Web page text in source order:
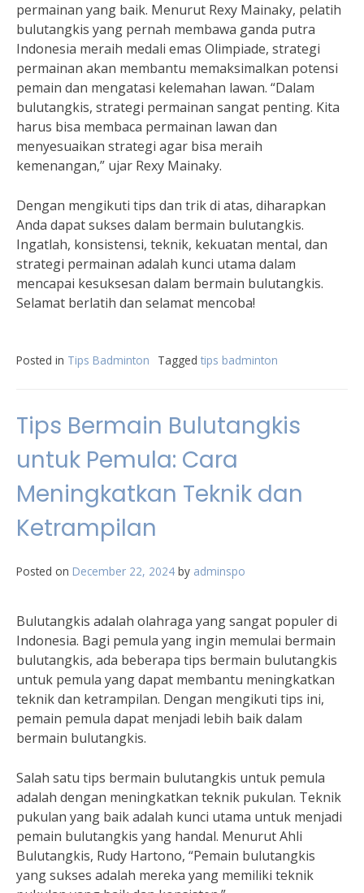
permainan yang baik. Menurut Rexy Mainaky, pelatih
bulutangkis yang pernah membawa ganda putra
Indonesia meraih medali emas Olimpiade, strategi
permainan akan membantu memaksimalkan potensi
pemain dan mengatasi kelemahan lawan. “Dalam
bulutangkis, strategi permainan sangat penting. Kita
harus bisa membaca permainan lawan dan
menyesuaikan strategi agar bisa meraih
kemenangan,” ujar Rexy Mainaky.
Dengan mengikuti tips dan trik di atas, diharapkan
Anda dapat sukses dalam bermain bulutangkis.
Ingatlah, konsistensi, teknik, kekuatan mental, dan
strategi permainan adalah kunci utama dalam
mencapai kesuksesan dalam bermain bulutangkis.
Selamat berlatih dan selamat mencoba!
Posted in Tips Badminton Tagged tips badminton
Tips Bermain Bulutangkis
untuk Pemula: Cara
Meningkatkan Teknik dan
Ketrampilan
Posted on December 22, 2024 by adminspo
Bulutangkis adalah olahraga yang sangat populer di
Indonesia. Bagi pemula yang ingin memulai bermain
bulutangkis, ada beberapa tips bermain bulutangkis
untuk pemula yang dapat membantu meningkatkan
teknik dan ketrampilan. Dengan mengikuti tips ini,
pemain pemula dapat menjadi lebih baik dalam
bermain bulutangkis.
Salah satu tips bermain bulutangkis untuk pemula
adalah dengan meningkatkan teknik pukulan. Teknik
pukulan yang baik adalah kunci utama untuk menjadi
pemain bulutangkis yang handal. Menurut Ahli
Bulutangkis, Rudy Hartono, “Pemain bulutangkis
yang sukses adalah mereka yang memiliki teknik